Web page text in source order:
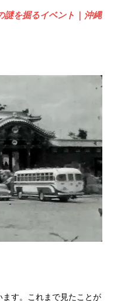
謎を掘るイベント | 沖縄
す。これまで見たことが